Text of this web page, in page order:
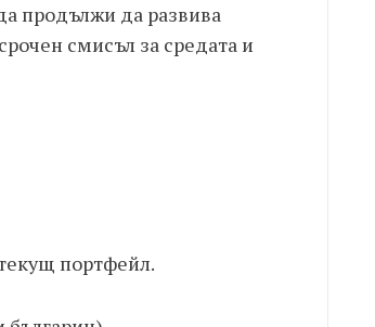
продължи да развива
смисъл за средата и
портфейл.